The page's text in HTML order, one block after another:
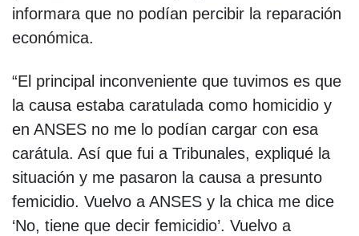
informara que no podían percibir la reparación
económica.
“El principal inconveniente que tuvimos es que
la causa estaba caratulada como homicidio y
en ANSES no me lo podían cargar con esa
carátula. Así que fui a Tribunales, expliqué la
situación y me pasaron la causa a presunto
femicidio. Vuelvo a ANSES y la chica me dice
‘No, tiene que decir femicidio’. Vuelvo a